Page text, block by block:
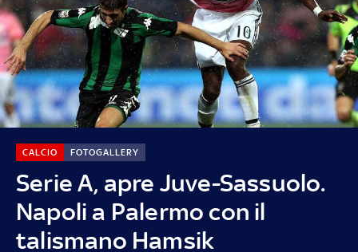
Serie A, apre Juve-Sassuolo.
Napoli a Palermo con il
talismano Hamsik
CALCIO FOTOGALLERY